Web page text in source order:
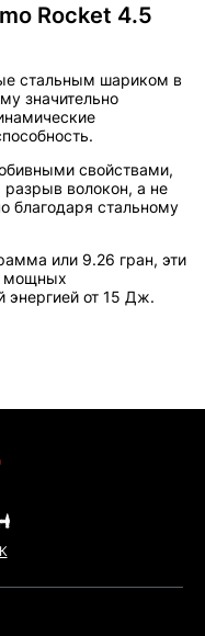
Rocket 4.5
стальным шариком в
значительно
свойствами,
волокон, а не
благодаря стальному
или 9.26 гран, эти
мощных
энергией от 15 Дж.